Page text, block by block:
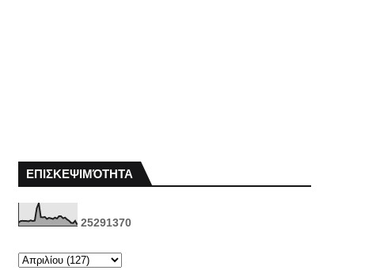
ΕΠΙΣΚΕΨΙΜΌΤΗΤΑ
25291370